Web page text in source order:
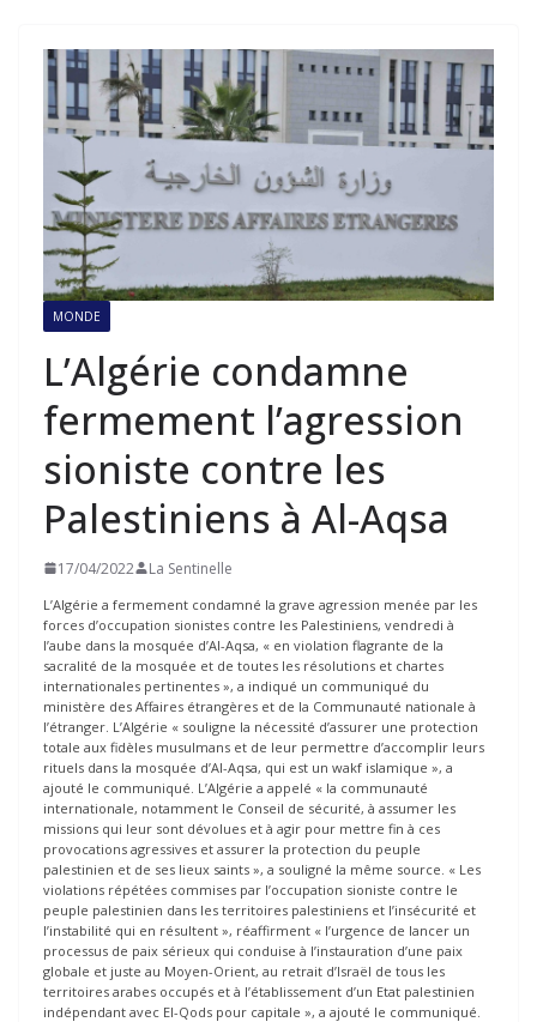
MONDE
L’Algérie condamne
fermement l’agression
sioniste contre les
Palestiniens à Al-Aqsa
17/04/2022 La Sentinelle
L’Algérie a fermement condamné la grave agression menée par les
forces d’occupation sionistes contre les Palestiniens, vendredi à
l’aube dans la mosquée d’Al-Aqsa, « en violation flagrante de la
sacralité de la mosquée et de toutes les résolutions et chartes
internationales pertinentes », a indiqué un communiqué du
ministère des Affaires étrangères et de la Communauté nationale à
l’étranger. L’Algérie « souligne la nécessité d’assurer une protection
totale aux fidèles musulmans et de leur permettre d’accomplir leurs
rituels dans la mosquée d’Al-Aqsa, qui est un wakf islamique », a
ajouté le communiqué. L’Algérie a appelé « la communauté
internationale, notamment le Conseil de sécurité, à assumer les
missions qui leur sont dévolues et à agir pour mettre fin à ces
provocations agressives et assurer la protection du peuple
palestinien et de ses lieux saints », a souligné la même source. « Les
violations répétées commises par l’occupation sioniste contre le
peuple palestinien dans les territoires palestiniens et l’insécurité et
l’instabilité qui en résultent », réaffirment « l’urgence de lancer un
processus de paix sérieux qui conduise à l’instauration d’une paix
globale et juste au Moyen-Orient, au retrait d’Israël de tous les
territoires arabes occupés et à l’établissement d’un Etat palestinien
indépendant avec El-Qods pour capitale », a ajouté le communiqué.